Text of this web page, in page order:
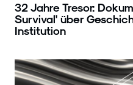
32 Jahre Tresor:
Survival' über
Institution